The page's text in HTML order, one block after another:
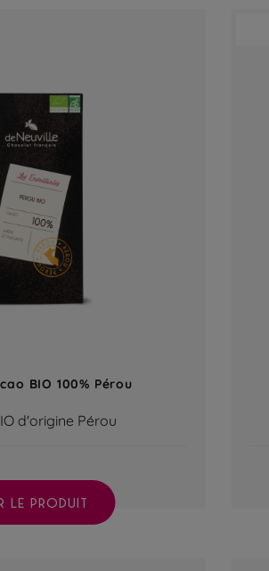
BIO 100% Pérou
d'origine Pérou
LE PRODUIT